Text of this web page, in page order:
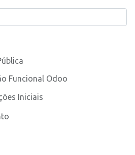
Funcional Odoo
Iniciais